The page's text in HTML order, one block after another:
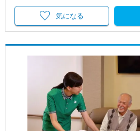
気になる